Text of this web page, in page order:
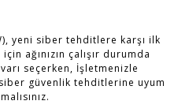
yeni siber tehditlere karşı ilk
ağınızın çalışır durumda
seçerken, İşletmenizle
güvenlik tehditlerine uyum